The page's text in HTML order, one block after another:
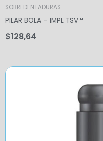
SOBREDENTADURAS
PILAR BOLA – IMPL TSV™
$128,64